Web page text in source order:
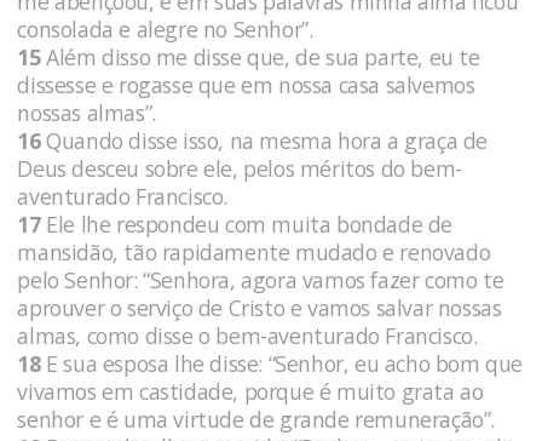
consolada e alegre no Senhor”.
15Além disso me disse que, de sua parte, eu te
dissesse e rogasse que em nossa casa salvemos
nossas almas”.
16Quando disse isso, na mesma hora a graça de
Deus desceu sobre ele, pelos méritos do bem-
aventurado Francisco.
17Ele lhe respondeu com muita bondade de
mansidão, tão rapidamente mudado e renovado
pelo Senhor: “Senhora, agora vamos fazer como te
aprouver o serviço de Cristo e vamos salvar nossas
almas, como disse o bem-aventurado Francisco.
18E sua esposa lhe disse: “Senhor, eu acho bom que
vivamos em castidade, porque é muito grata ao
senhor e é uma virtude de grande remuneração”.